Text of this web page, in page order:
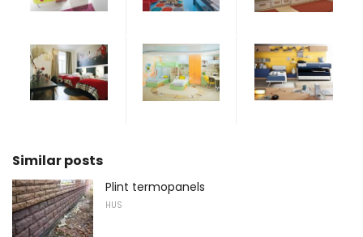
Similar posts
Plint termopanels
HUS